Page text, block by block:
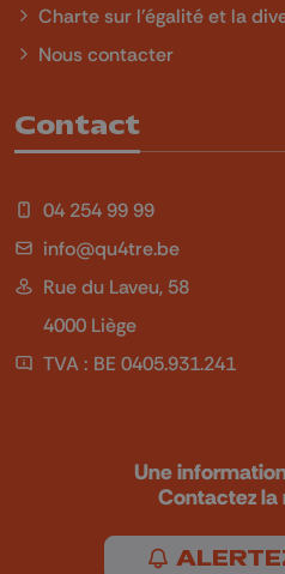
Charte sur l'égalité et la
Nous contacter
Contact
04 254 99 99
info@qu4tre.be
Rue du Laveu, 58
4000 Liège
TVA : BE 0405.931.241
Une
Contactez la